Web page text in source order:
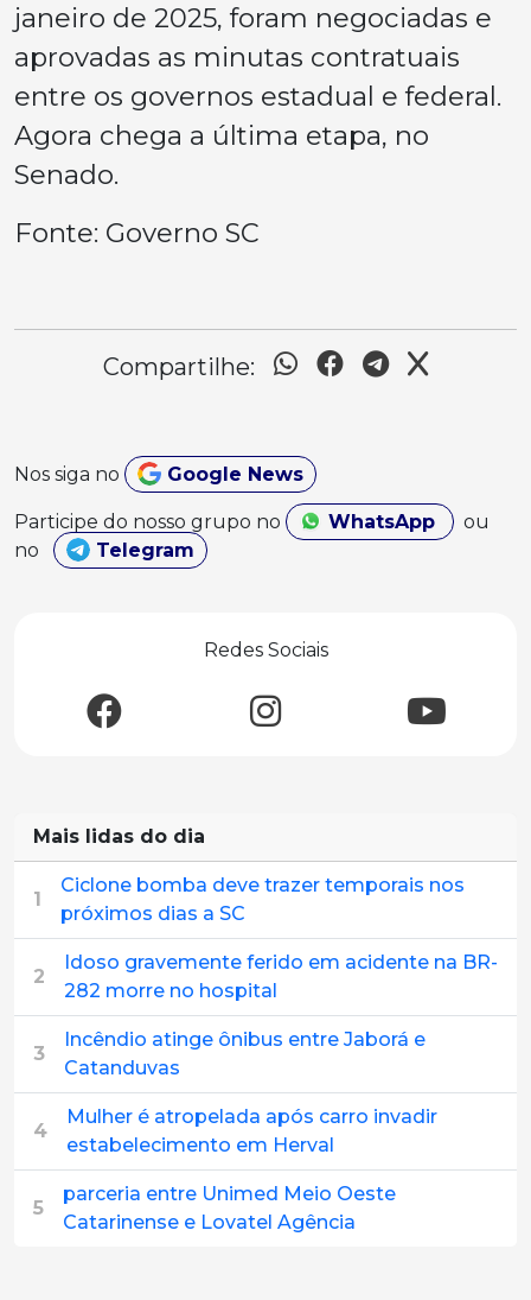
janeiro de 2025, foram negociadas e
aprovadas as minutas contratuais
entre os governos estadual e federal.
Agora chega a última etapa, no
Senado.
Fonte: Governo SC
Compartilhe:
Nos siga no Google News
Participe do nosso grupo no WhatsApp
ou
no
Telegram
Redes Sociais
Mais lidas do dia
1
Ciclone bomba deve trazer temporais nos
próximos dias a SC
2
Idoso gravemente ferido em acidente na BR-
282 morre no hospital
3
Incêndio atinge ônibus entre Jaborá e
Catanduvas
4
Mulher é atropelada após carro invadir
estabelecimento em Herval
5
parceria entre Unimed Meio Oeste
Catarinense e Lovatel Agência